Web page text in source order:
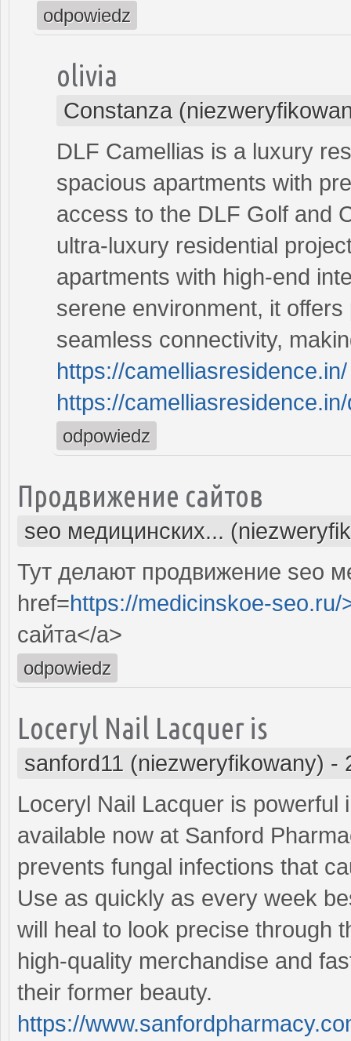
odpowiedz
olivia
Constanza
DLF Camellias is a luxury
spacious apartments with
access to the DLF Golf and
ultra-luxury residential
apartments with high-end
serene environment, it
seamless connectivity,
https://camelliasresidence.in/
https://
odpowiedz
Продвижение сайтов
seo медицинских...
Тут делают продвижение seo
href=https://medicinskoe-seo.ru/
сайта</a>
odpowiedz
Loceryl Nail Lacquer is
sanford11 (niezweryfikowany) -
Loceryl Nail Lacquer is powerful
available now at Sanford
prevents fungal infections that
Use as quickly as every week
will heal to look precise through
high-quality merchandise and
their former beauty.
https://